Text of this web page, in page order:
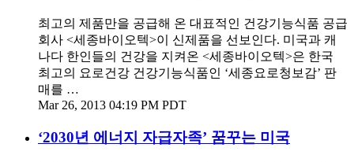
최고의 제품만을 공급해 온 대표적인 건강기능식품 공급
회사 <세종바이오텍>이 신제품을 선보인다. 미국과 캐
나다 한인들의 건강을 지켜온 <세종바이오텍>은 한국
최고의 요로건강 건강기능식품인 ‘세종요로청보감’ 판
매를 …
Mar 26, 2013 04:19 PM PDT
‘2030년 에너지 자급자족’ 꿈꾸는 미국